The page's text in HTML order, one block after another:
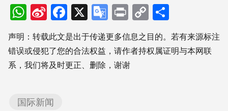
WhatsApp
Sina
Weibo
Facebook
X Google
Translate
PrintCopy
Link享
声明：转载此文是出于传递更多信息之目的。若有来源标注
错误或侵犯了您的合法权益，请作者持权属证明与本网联
系，我们将及时更正、删除，谢谢
国际新闻